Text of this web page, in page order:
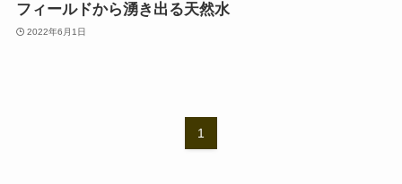
フィールドから湧き出る天然水
2022年6月1日
1